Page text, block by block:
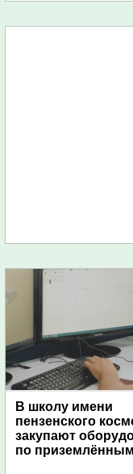
В школу имени
пензенского
закупают
по